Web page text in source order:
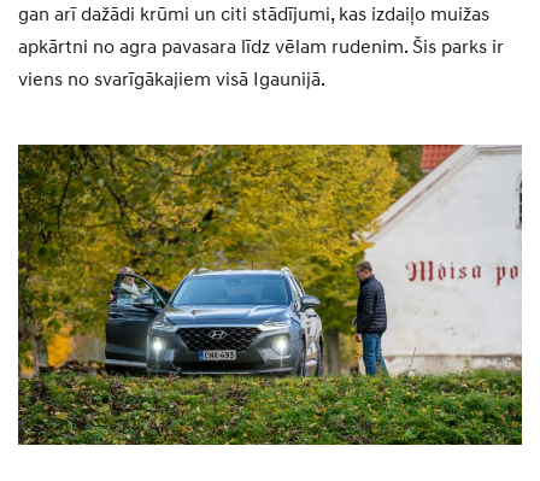
gan arī dažādi krūmi un citi stādījumi, kas izdaiļo muižas
apkārtni no agra pavasara līdz vēlam rudenim. Šis parks ir
viens no svarīgākajiem visā Igaunijā.